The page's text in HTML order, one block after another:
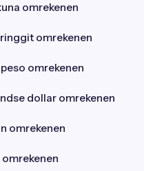
omrekenen
omrekenen
omrekenen
dollar omrekenen
omrekenen